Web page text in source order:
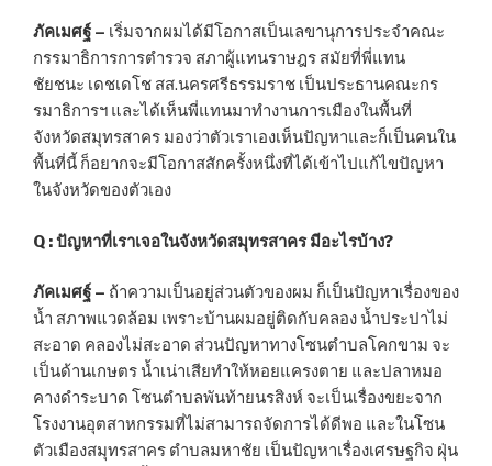
ภัคเมศฐ์ – เริ่มจากผมได้มีโอกาสเป็นเลขานุการประจำคณะ
กรรมาธิการการตำรวจ สภาผู้แทนราษฎร สมัยที่พี่แทน
ชัยชนะ เดชเดโช สส.นครศรีธรรมราช เป็นประธานคณะกร
รมาธิการฯ และได้เห็นพี่แทนมาทำงานการเมืองในพื้นที่
จังหวัดสมุทรสาคร มองว่าตัวเราเองเห็นปัญหาและก็เป็นคนใน
พื้นที่นี้ ก็อยากจะมีโอกาสสักครั้งหนึ่งที่ได้เข้าไปแก้ไขปัญหา
ในจังหวัดของตัวเอง
Q : ปัญหาที่เราเจอในจังหวัดสมุทรสาคร มีอะไรบ้าง?
ภัคเมศฐ์ – ถ้าความเป็นอยู่ส่วนตัวของผม ก็เป็นปัญหาเรื่องของ
น้ำ สภาพแวดล้อม เพราะบ้านผมอยู่ติดกับคลอง น้ำประปาไม่
สะอาด คลองไม่สะอาด ส่วนปัญหาทางโซนตำบลโคกขาม จะ
เป็นด้านเกษตร น้ำเน่าเสียทำให้หอยแครงตาย และปลาหมอ
คางดำระบาด โซนตำบลพันท้ายนรสิงห์ จะเป็นเรื่องขยะจาก
โรงงานอุตสาหกรรมที่ไม่สามารถจัดการได้ดีพอ และในโซน
ตัวเมืองสมุทรสาคร ตำบลมหาชัย เป็นปัญหาเรื่องเศรษฐกิจ ฝุ่น